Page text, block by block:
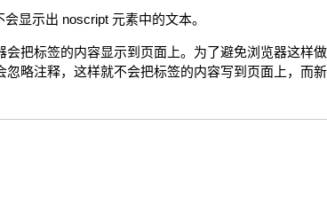
显示出 noscript 元素中的文本。
把标签的内容显示到页面上。为了避免浏览器这样
忽略注释，这样就不会把标签的内容写到页面上，而